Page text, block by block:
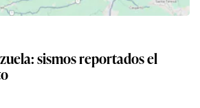
sismos reportados el